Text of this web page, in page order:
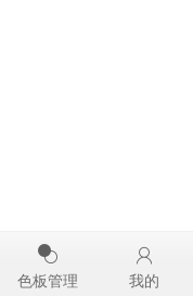
色板管理 我的